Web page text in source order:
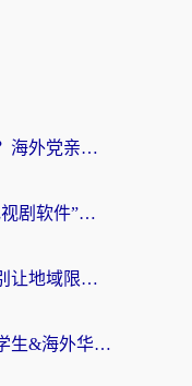
国外可以看央视影音吗知乎？海外党亲测有效的回国加速方案
海外党必看：选对“海外看电视剧软件”，再也不用愁国内剧刷不了
国外如何听国内音乐软件？别让地域限制，断了你的中文歌单
海外哪里能看奥运直播？留学生&海外华人必看的体育赛事观赛终极指南